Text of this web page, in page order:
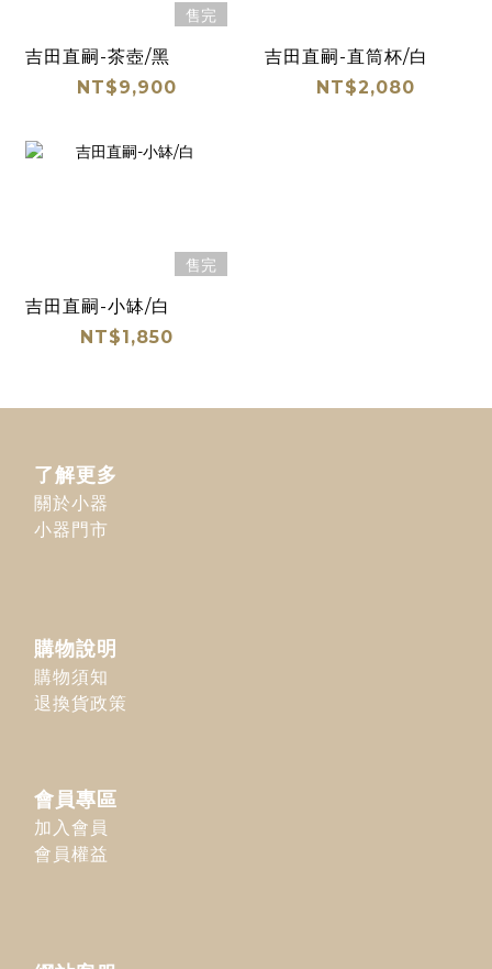
售完
吉田直嗣-茶壺/黑
NT$9,900
吉田直嗣-直筒杯/白
NT$2,080
售完
吉田直嗣-小缽/白
NT$1,850
了解更多
關於小器
小器門市
購物說明
購物須知
退換貨政策
會員專區
加入會員
會員權益